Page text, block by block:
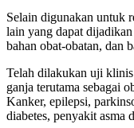
Selain digunakan untuk
lain yang dapat
bahan obat-obatan, dan
Telah dilakukan uji klinis
ganja terutama sebagai
Kanker, epilepsi,
diabetes, penyakit asma